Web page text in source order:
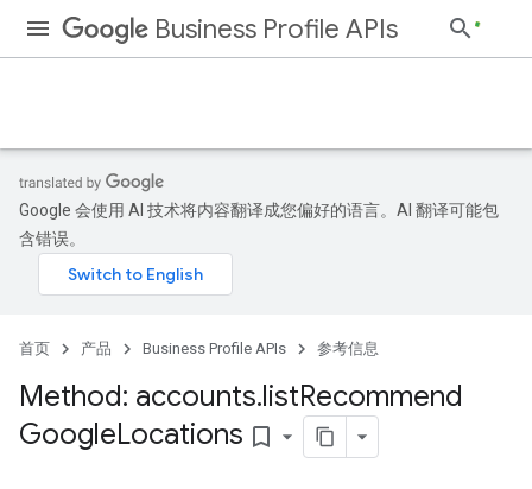
Business Profile APIs
Google 会使用 AI 技术将内容翻译成您偏好的语言。AI 翻译可能包
含错误。
首页 产品 Business Profile APIs 参考信息
Method: accounts.listRecommend
GoogleLocations bookmark_border